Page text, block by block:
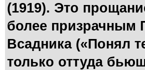
(1919). Это
более призрачным
Всадника («Понял
только оттуда